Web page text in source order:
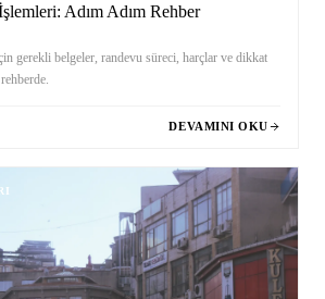
Adım Adım Rehber
gerekli belgeler, randevu süreci, harçlar ve dikkat
DEVAMINI OKU